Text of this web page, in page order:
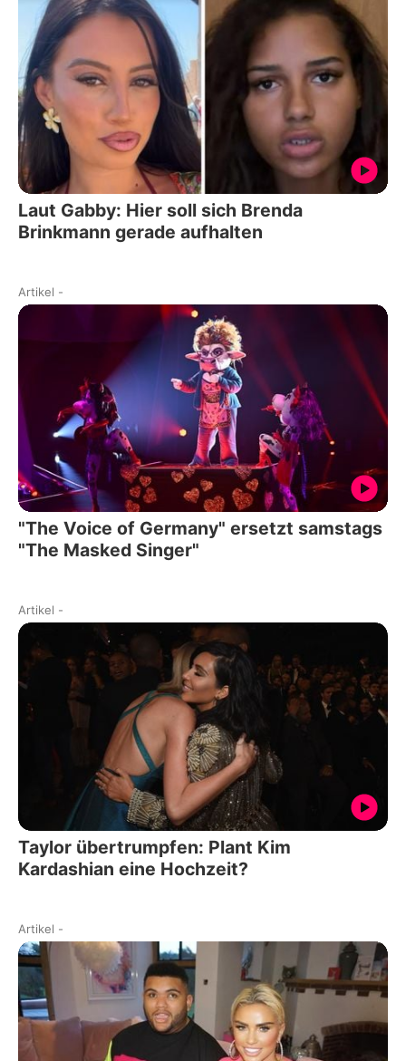
Laut Gabby: Hier soll sich Brenda
Brinkmann gerade aufhalten
Artikel -
"The Voice of Germany" ersetzt samstags
"The Masked Singer"
Artikel -
Taylor übertrumpfen: Plant Kim
Kardashian eine Hochzeit?
Artikel -